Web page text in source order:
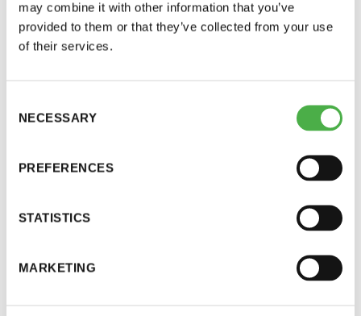
may combine it with other information that you’ve
provided to them or that they’ve collected from your use
of their services.
Selection
NECESSARY
PREFERENCES
STATISTICS
MARKETING
LUE LISÄÄ
Löydät kyselyn osoitteesta
https://saunologia.fi/puukiukaiden-
paastotietojen-kerays/
tavanomaisista puukiukaista vaadittu CE-
Merkintä perustuu standardoituun
laboratoriatestiin. Testaus ei ole täydellinen, se ei
ole kovin realistinen ja jättää huomioimatta esim.
pienhiukkaspäästö. Se on kuitenkin kaikille EU-